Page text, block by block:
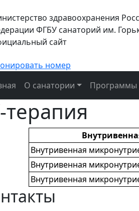
здравоохранения
ФГБУ санаторий им.
сайт
номер
О санатории Программы
терапия
Внутривенная
Внутривенная
Внутривенная